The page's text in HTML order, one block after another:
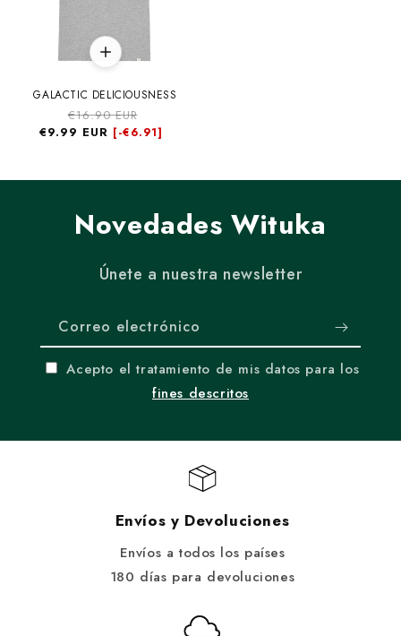
GALACTIC DELICIOUSNESS
Precio
habitual
€16.90 EUR
de
€9.99 EUR [-€6.91]
Novedades Wituka
Únete a nuestra newsletter
Correo electrónico
Acepto el tratamiento de mis datos para los
fines descritos
Envíos y Devoluciones
Envíos a todos los países
180 días para devoluciones